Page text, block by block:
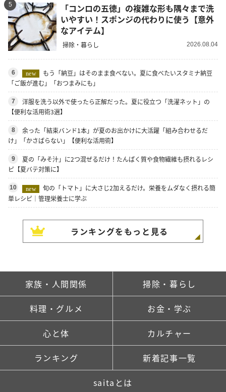
5
「コンロの五徳」の複雑な形も隅々まで洗
いやすい！スポンジの代わりに使う【意外
なアイテム】
掃除・暮らし 2026.08.04
6 new
もう「納豆」はそのまま食べない。夏に食べたいスタミナ納豆
「ご飯が進む」「おつまみにも」
7
洋服を洗う以外で使ったら正解だった。夏に役立つ「洗濯ネット」の
【便利な活用術3選】
8
余った「結束バンド1本」が夏のお出かけに大活躍「組み合わせるだ
け」「かさばらない」【便利な活用術】
9
夏の「みそ汁」に2つ混ぜるだけ！たんぱく質や食物繊維も摂れるレシ
ピ【夏バテ対策に】
10 new
旬の「トマト」に大さじ2加えるだけ。栄養をムダなく摂れる簡
単レシピ｜管理栄養士に学ぶ
ランキングをもっと見る
家族・人間関係 掃除・暮らし
料理・グルメ お金・学ぶ
心と体 カルチャー
ランキング 新着記事一覧
saitaとは